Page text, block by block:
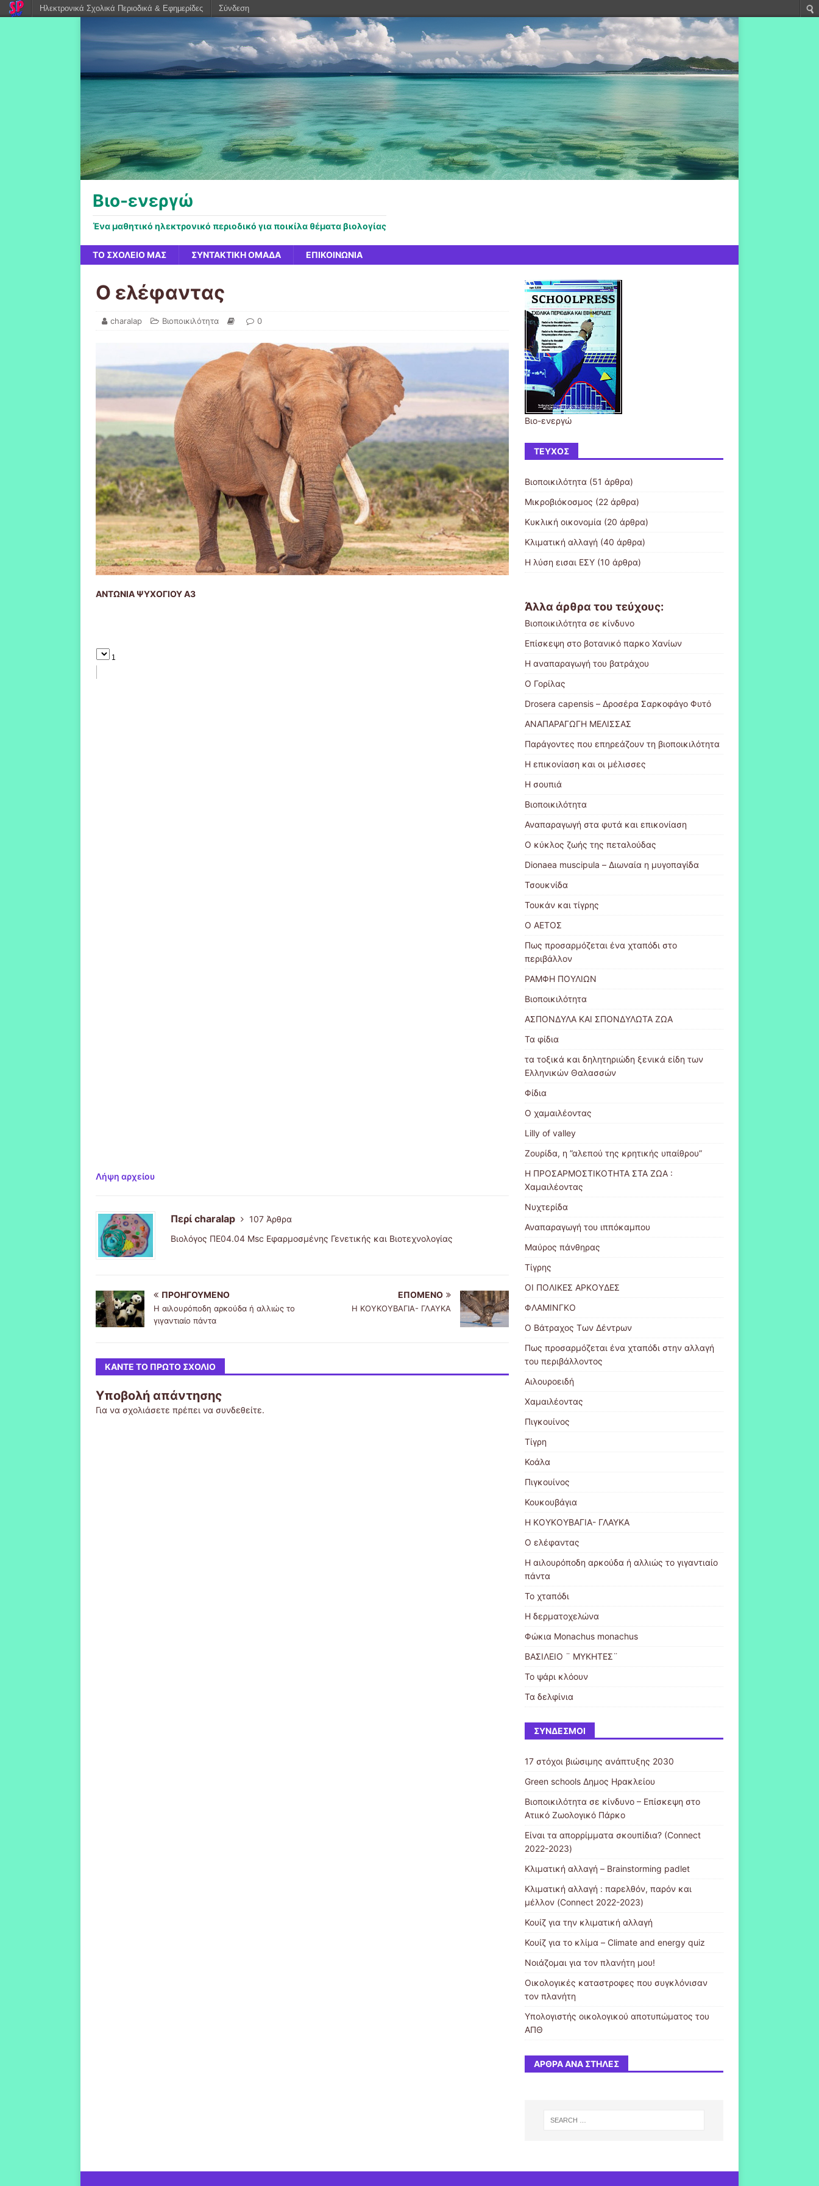
Βιο-ενεργώ
Ένα μαθητικό ηλεκτρονικό περιοδικό για ποικίλα θέματα βιολογίας
ΤΟ ΣΧΟΛΕΊΟ ΜΑΣ ΣΥΝΤΑΚΤΙΚΉ ΟΜΆΔΑ ΕΠΙΚΟΙΝΩΝΊΑ
Ο ελέφαντας
charalap Βιοποικιλότητα 0
ΑΝΤΩΝΙΑ ΨΥΧΟΓΙΟΥ Α3
Λήψη αρχείου
Περί charalap
107 Άρθρα
Βιολόγος ΠΕ04.04 Msc Εφαρμοσμένης Γενετικής και Βιοτεχνολογίας
ΠΡΟΗΓΟΎΜΕΝΟ
Η αιλουρόποδη αρκούδα ή αλλιώς το
γιγαντιαίο πάντα
ΕΠΌΜΕΝΟ
Η ΚΟΥΚΟΥΒΑΓΙΑ- ΓΛΑΥΚΑ
ΚΆΝΤΕ ΤΟ ΠΡΏΤΟ ΣΧΌΛΙΟ
Υποβολή απάντησης
Για να σχολιάσετε πρέπει να συνδεθείτε.
Βιο-ενεργώ
ΤΕΎΧΟΣ
Βιοποικιλότητα (51 άρθρα)
Μικροβιόκοσμος (22 άρθρα)
Κυκλική οικονομία (20 άρθρα)
Κλιματική αλλαγή (40 άρθρα)
Η λύση εισαι ΕΣΥ(10 άρθρα)
Άλλα άρθρα του τεύχους:
Βιοποικιλότητα σε κίνδυνο
Επίσκεψη στο βοτανικό παρκο Χανίων
Η αναπαραγωγή του βατράχου
Ο Γορίλας
Drosera capensis – Δροσέρα Σαρκοφάγο Φυτό
ΑΝΑΠΑΡΑΓΩΓΗ ΜΕΛΙΣΣΑΣ
Παράγοντες που επηρεάζουν τη βιοποικιλότητα
Η επικονίαση και οι μέλισσες
Η σουπιά
Βιοποικιλότητα
Αναπαραγωγή στα φυτά και επικονίαση
Ο κύκλος ζωής της πεταλούδας
Dionaea muscipula – Διωναία η μυγοπαγίδα
Τσουκνίδα
Τουκάν και τίγρης
Ο ΑΕΤΟΣ
Πως προσαρμόζεται ένα χταπόδι στο
περιβάλλον
ΡΑΜΦΗ ΠΟΥΛΙΩΝ
Βιοποικιλότητα
ΑΣΠΟΝΔΥΛΑ ΚΑΙ ΣΠΟΝΔΥΛΩΤΑ ΖΩΑ
Τα φίδια
τα τοξικά και δηλητηριώδη ξενικά είδη των
Ελληνικών Θαλασσών
Φίδια
Ο χαμαιλέοντας
Lilly of valley
Ζουρίδα, η ”αλεπού της κρητικής υπαίθρου”
Η ΠΡΟΣΑΡΜΟΣΤΙΚΟΤΗΤΑ ΣΤΑ ΖΩΑ :
Χαμαιλέοντας
Νυχτερίδα
Αναπαραγωγή του ιππόκαμπου
Μαύρος πάνθηρας
Τίγρης
ΟΙ ΠΟΛΙΚΕΣ ΑΡΚΟΥΔΕΣ
ΦΛΑΜΙΝΓΚΟ
Ο Βάτραχος Των Δέντρων
Πως προσαρμόζεται ένα χταπόδι στην αλλαγή
του περιβάλλοντος
Αιλουροειδή
Χαμαιλέοντας
Πιγκουίνος
Τίγρη
Κοάλα
Πιγκουίνος
Κουκουβάγια
Η ΚΟΥΚΟΥΒΑΓΙΑ- ΓΛΑΥΚΑ
Ο ελέφαντας
Η αιλουρόποδη αρκούδα ή αλλιώς το γιγαντιαίο
πάντα
Το χταπόδι
Η δερματοχελώνα
Φώκια Monachus monachus
ΒΑΣΙΛΕΙΟ ¨ ΜΥΚΗΤΕΣ¨
Το ψάρι κλόουν
Τα δελφίνια
ΣΎΝΔΕΣΜΟΙ
17 στόχοι βιώσιμης ανάπτυξης 2030
Green schools Δημος Ηρακλείου
Βιοποικιλότητα σε κίνδυνο – Επίσκεψη στο
Ατιικό Ζωολογικό Πάρκο
Είναι τα απορρίμματα σκουπίδια? (Connect
2022-2023)
Κλιματική αλλαγή – Brainstorming padlet
Κλιματική αλλαγή : παρελθόν, παρόν και
μέλλον (Connect 2022-2023)
Κουίζ για την κλιματική αλλαγή
Κουίζ για το κλίμα – Climate and energy quiz
Νοιάζομαι για τον πλανήτη μου!
Οικολογικές καταστροφες που συγκλόνισαν
τον πλανήτη
Υπολογιστής οικολογικού αποτυπώματος του
ΑΠΘ
ΆΡΘΡΑ ΑΝΆ ΣΤΉΛΕΣ
Ηλεκτρονικά Σχολικά Περιοδικά & Εφημερίδες Σύνδεση